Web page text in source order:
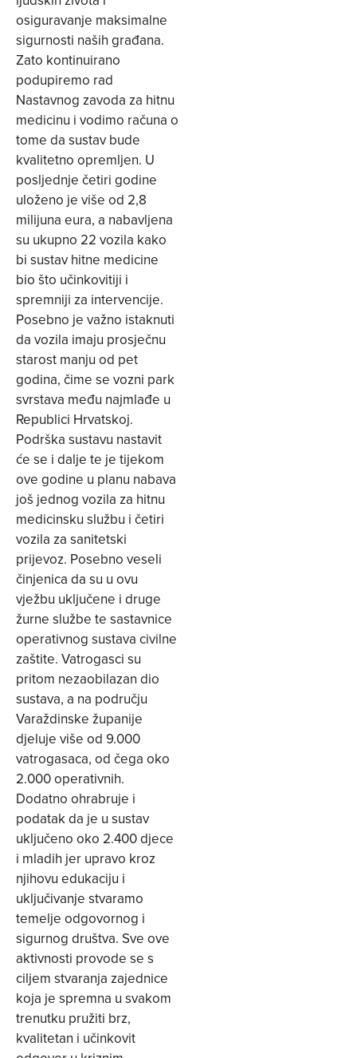
osiguravanje maksimalne
sigurnosti naših građana.
Zato kontinuirano
podupiremo rad
Nastavnog zavoda za hitnu
medicinu i vodimo računa o
tome da sustav bude
kvalitetno opremljen. U
posljednje četiri godine
uloženo je više od 2,8
milijuna eura, a nabavljena
su ukupno 22 vozila kako
bi sustav hitne medicine
bio što učinkovitiji i
spremniji za intervencije.
Posebno je važno istaknuti
da vozila imaju prosječnu
starost manju od pet
godina, čime se vozni park
svrstava među najmlađe u
Republici Hrvatskoj.
Podrška sustavu nastavit
će se i dalje te je tijekom
ove godine u planu nabava
još jednog vozila za hitnu
medicinsku službu i četiri
vozila za sanitetski
prijevoz. Posebno veseli
činjenica da su u ovu
vježbu uključene i druge
žurne službe te sastavnice
operativnog sustava civilne
zaštite. Vatrogasci su
pritom nezaobilazan dio
sustava, a na području
Varaždinske županije
djeluje više od 9.000
vatrogasaca, od čega oko
2.000 operativnih.
Dodatno ohrabruje i
podatak da je u sustav
uključeno oko 2.400 djece
i mladih jer upravo kroz
njihovu edukaciju i
uključivanje stvaramo
temelje odgovornog i
sigurnog društva. Sve ove
aktivnosti provode se s
ciljem stvaranja zajednice
koja je spremna u svakom
trenutku pružiti brz,
kvalitetan i učinkovit